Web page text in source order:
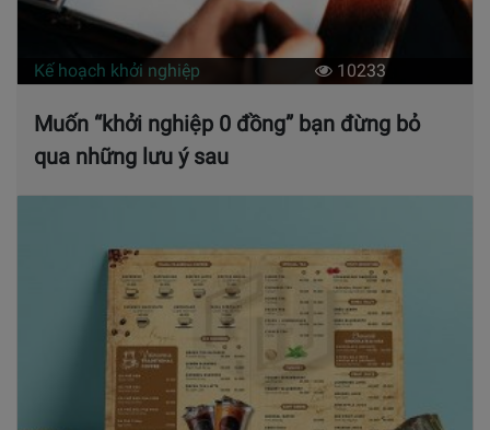
Kế hoạch khởi nghiệp 10233
Muốn “khởi nghiệp 0 đồng” bạn đừng bỏ
qua những lưu ý sau